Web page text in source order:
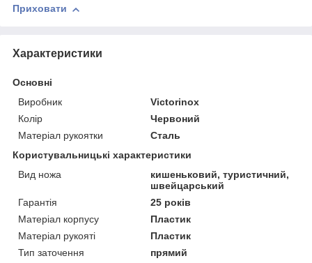
Приховати
Характеристики
Основні
Виробник
Victorinox
Колір
Червоний
Матеріал рукоятки
Сталь
Користувальницькі характеристики
Вид ножа
кишеньковий, туристичний,
швейцарський
Гарантія
25 років
Матеріал корпусу
Пластик
Матеріал рукояті
Пластик
Тип заточення
прямий